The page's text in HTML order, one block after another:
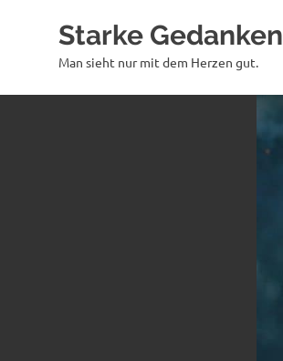
Starke Gedanken
Man sieht nur mit dem Herzen gut.